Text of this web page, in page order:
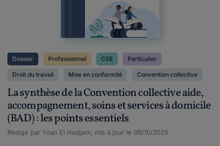
Dossier Professionnel CSE Particulier
Droit du travail Mise en conformité Convention collective
La synthèse de la Convention collective aide,
accompagnement, soins et services à domicile
(BAD) : les points essentiels
Rédigé par Yoan El Hadjjam, mis à jour le 08/10/2025